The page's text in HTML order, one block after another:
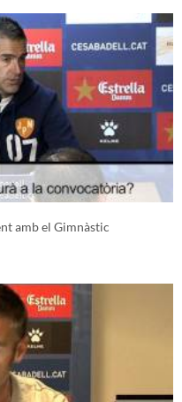
amb el Gimnàstic